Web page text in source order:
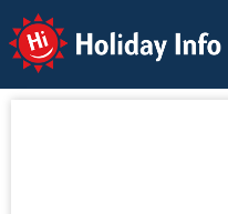
Holiday Info